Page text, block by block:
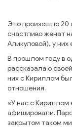
Это произошло 20
счастливо женат
Аликуловой), у них
В прошлом году в
рассказала о
них с Кириллом
отношения.
«У нас с Кириллом
афишировали.
закрытом таком